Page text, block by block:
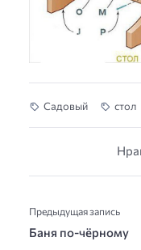
Садовый стол
Предыдущая запись
Баня по-чёрному